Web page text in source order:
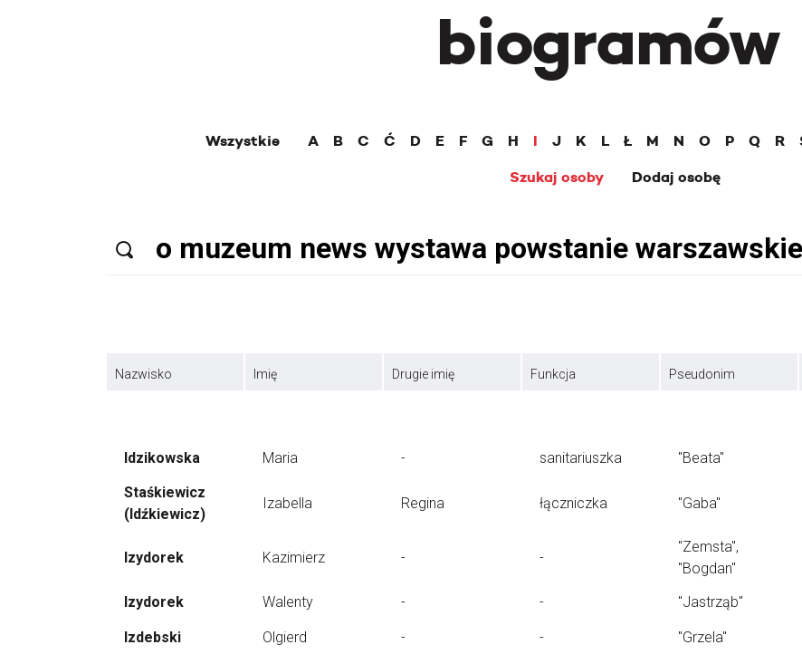
biogramów
Wszystkie A B C Ć D E F G H I J K L Ł M N O P Q R
Szukaj osoby
Dodaj osobę
Nazwisko Imię Drugie imię Funkcja Pseudonim
Idzikowska Maria - sanitariuszka "Beata"
Staśkiewicz
(Idźkiewicz)
Izabella Regina łączniczka "Gaba"
Izydorek Kazimierz - -
"Zemsta",
"Bogdan"
Izydorek Walenty - - "Jastrząb"
Izdebski Olgierd - - "Grzela"